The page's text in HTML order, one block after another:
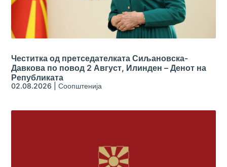
Честитка од претседателката Сиљановска-
Давкова по повод 2 Август, Илинден – Денот на
Републиката
02.08.2026 |Соопштенија